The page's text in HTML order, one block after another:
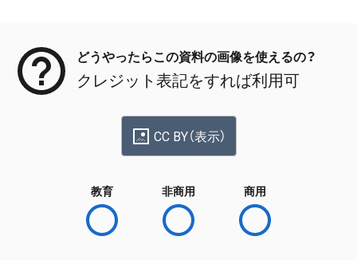
どうやったらこの資料の画像を使えるの？
クレジット表記をすれば利用可
CC BY（表示）
教育 非商用 商用